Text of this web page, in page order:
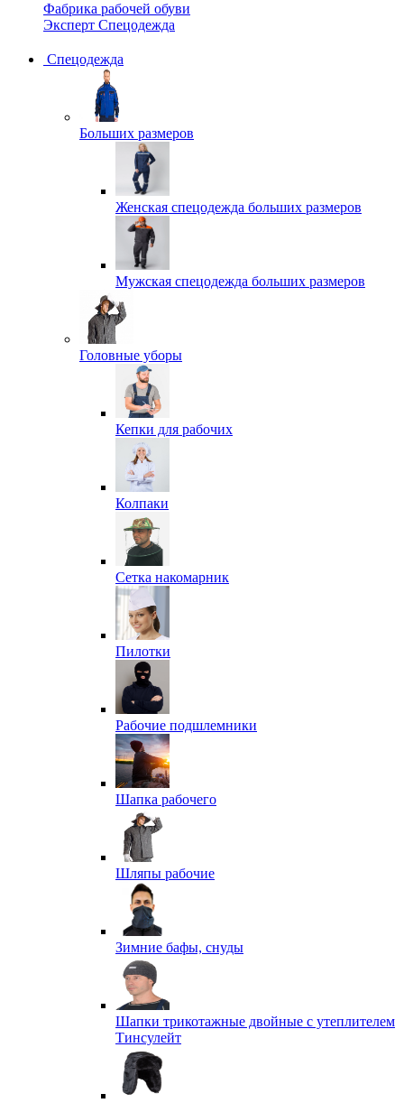
Фабрика рабочей обуви
Эксперт Спецодежда
Спецодежда
Больших размеров
Женская спецодежда больших размеров
Мужская спецодежда больших размеров
Головные уборы
Кепки для рабочих
Колпаки
Сетка накомарник
Пилотки
Рабочие подшлемники
Шапка рабочего
Шляпы рабочие
Зимние бафы, снуды
Шапки трикотажные двойные с утеплителем
Тинсулейт